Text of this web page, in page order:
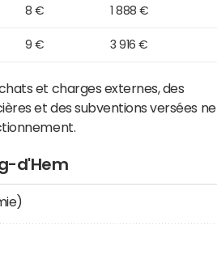
8 € 1 888 €
9 € 3 916 €
et charges externes, des
et des subventions versées ne
d'Hem